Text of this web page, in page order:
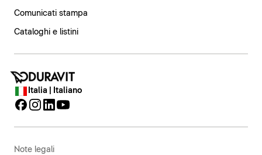
Comunicati stampa
Cataloghi e listini
Italia | Italiano
Note legali